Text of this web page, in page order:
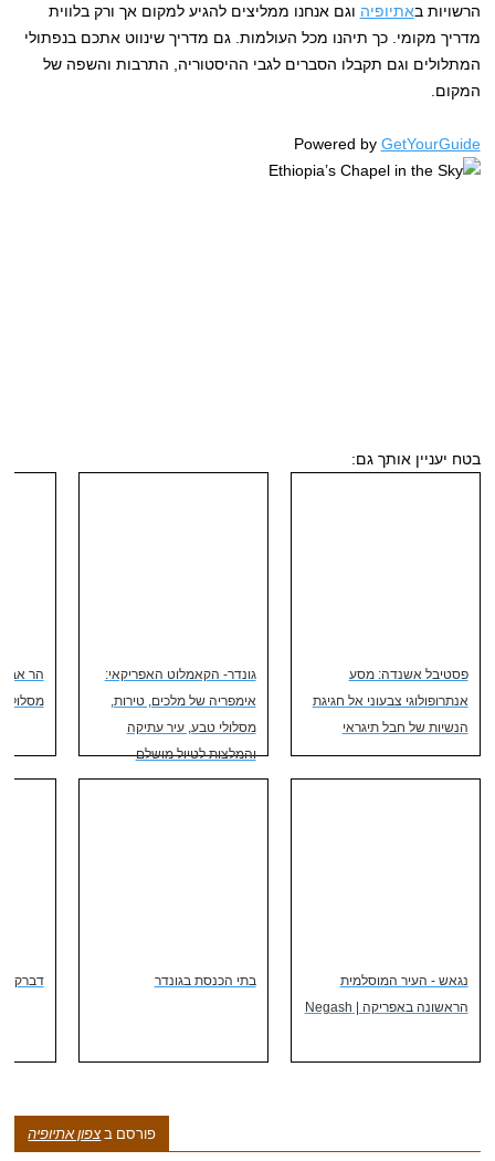
הרשויות באתיופיה וגם אנחנו ממליצים להגיע למקום אך ורק בלווית
מדריך מקומי. כך תיהנו מכל העולמות. גם מדריך שינווט אתכם בנפתולי
המתלולים וגם תקבלו הסברים לגבי ההיסטוריה, התרבות והשפה של
המקום.
Powered by GetYourGuide
בטח יעניין אותך גם:
פסטיבל אשנדה: מסע
אנתרופולוגי צבעוני אל חגיגת
הנשיות של חבל תיגראי
גונדר- הקאמלוט האפריקאי:
אימפריה של מלכים, טירות,
מסלולי טבע, עיר עתיקה
והמלצות לטיול מושלם
הר
נגאש - העיר המוסלמית
הראשונה באפריקה | Negash
בתי הכנסת בגונדר דברק - Debarq
פורסם בצפון אתיופיה